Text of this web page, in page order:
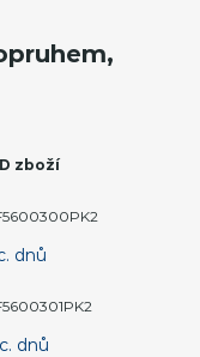
zboží
dnů
dnů